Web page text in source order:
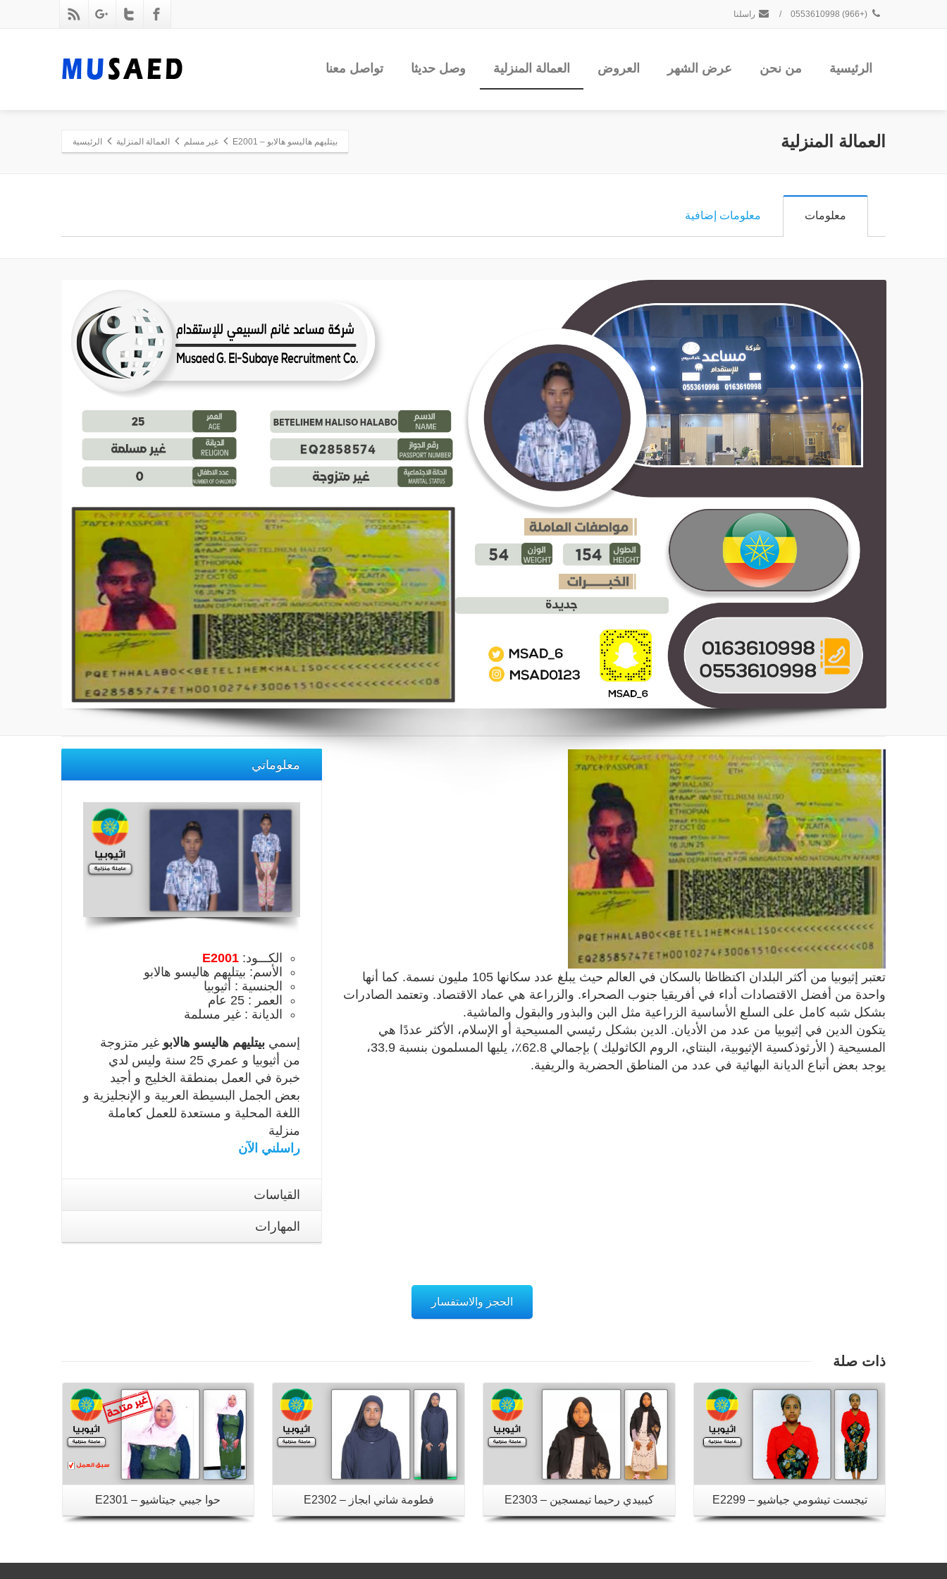
(+966) 0553610998
/ راسلنا
الرئيسية من نحن عرض الشهر العروض العمالة المنزلية وصل حديثا تواصل معنا
العمالة المنزلية بيتليهم هاليسو هالابو – E2001 غير مسلم العمالة المنزلية الرئيسية
معلومات معلومات إضافية
معلوماتي
الكـــود: E2001
الأسم: بيتليهم هاليسو هالابو
الجنسية : أثيوبيا
العمر : 25 عام
الديانة : غير مسلمة
إسمي بيتليهم هاليسو هالابو غير متزوجة
من أثيوبيا و عمري 25 سنة وليس لدي
خبرة في العمل بمنطقة الخليج و أجيد
بعض الجمل البسيطة العربية و الإنجليزية و
اللغة المحلية و مستعدة للعمل كعاملة
منزلية
راسلني الآن
القياسات
المهارات
تعتبر إثيوبيا من أكثر البلدان اكتظاظا بالسكان في العالم حيث يبلغ عدد سكانها 105 مليون نسمة. كما أنها
واحدة من أفضل الاقتصادات أداء في أفريقيا جنوب الصحراء. والزراعة هي عماد الاقتصاد. وتعتمد الصادرات
بشكل شبه كامل على السلع الأساسية الزراعية مثل البن والبذور والبقول والماشية.
يتكون الدين في إثيوبيا من عدد من الأديان. الدين بشكل رئيسي المسيحية أو الإسلام، الأكثر عددًا هي
المسيحية ( الأرثوذكسية الإثيوبية، البنتاي، الروم الكاثوليك ) بإجمالي 62.8٪، يليها المسلمون بنسبة 33.9،
يوجد بعض أتباع الديانة البهائية في عدد من المناطق الحضرية والريفية.
الحجز والاستفسار
ذات صلة
حوا جيبي جيتاشيو – E2301 فطومة شاني ابجاز – E2302 كيبيدي رحيما تيمسجين – E2303 تيجست تيشومي جياشيو – E2299